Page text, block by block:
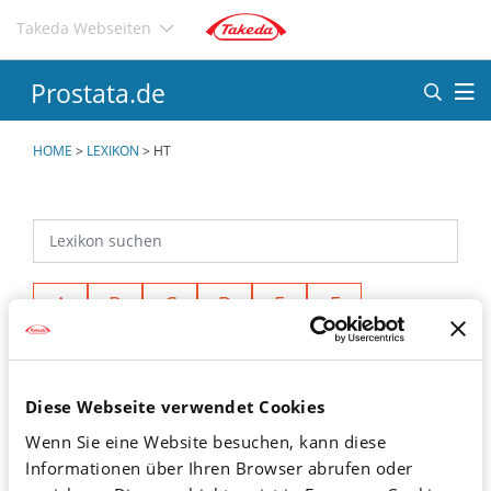
Diese Webseite verwendet Cookies
Wenn Sie eine Website besuchen, kann diese
Informationen über Ihren Browser abrufen oder
Direkt
Inhalt
Takeda Webseiten
Prostata.de
HOME > LEXIKON > HT
A B C D E
F
L
Y
Z Ä Ö Ü <